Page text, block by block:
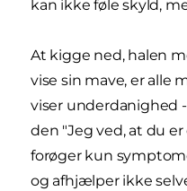
kan ikke føle skyld,
At kigge ned, halen
vise sin mave, er alle
viser underdanighed
den "Jeg ved, at du er
forøger kun
og afhjælper ikke